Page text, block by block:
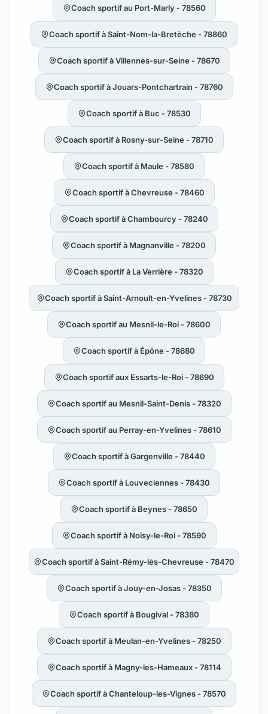
Coach sportif au Port-Marly - 78560
Coach sportif à Saint-Nom-la-Bretèche - 78860
Coach sportif à Villennes-sur-Seine - 78670
Coach sportif à Jouars-Pontchartrain - 78760
Coach sportif à Buc - 78530
Coach sportif à Rosny-sur-Seine - 78710
Coach sportif à Maule - 78580
Coach sportif à Chevreuse - 78460
Coach sportif à Chambourcy - 78240
Coach sportif à Magnanville - 78200
Coach sportif à La Verrière - 78320
Coach sportif à Saint-Arnoult-en-Yvelines - 78730
Coach sportif au Mesnil-le-Roi - 78600
Coach sportif à Épône - 78680
Coach sportif aux Essarts-le-Roi - 78690
Coach sportif au Mesnil-Saint-Denis - 78320
Coach sportif au Perray-en-Yvelines - 78610
Coach sportif à Gargenville - 78440
Coach sportif à Louveciennes - 78430
Coach sportif à Beynes - 78650
Coach sportif à Noisy-le-Roi - 78590
Coach sportif à Saint-Rémy-lès-Chevreuse - 78470
Coach sportif à Jouy-en-Josas - 78350
Coach sportif à Bougival - 78380
Coach sportif à Meulan-en-Yvelines - 78250
Coach sportif à Magny-les-Hameaux - 78114
Coach sportif à Chanteloup-les-Vignes - 78570